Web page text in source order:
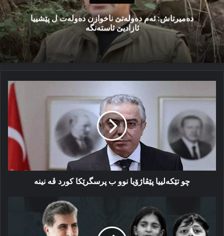
دەمیرتاش: ئەم دەولەتێ ناخوازن دەولەت ل پێشییا
ئازادیێ ئاستەنگە
تێکەلییا
پێڤاژۆیا
نوو
ب
پرسگرێکا
کورد
ڤە
نینە
چو تێکەلییا پێڤاژۆیا نوو ب پرسگرێکا کورد ڤە نینە
تابلۆیەکا
جوان